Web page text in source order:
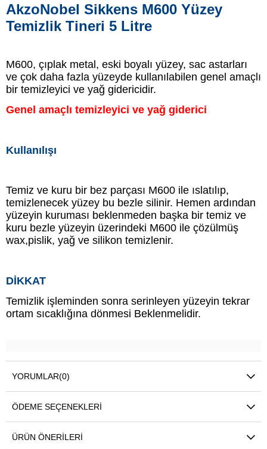
AkzoNobel Sikkens M600 Yüzey
Temizlik Tineri 5 Litre
M600, çıplak metal, eski boyalı yüzey, sac astarları
ve çok daha fazla yüzeyde kullanılabilen genel amaçlı
bir temizleyici ve yağ gidericidir.
Genel amaçlı temizleyici ve yağ giderici
Kullanılışı
Temiz ve kuru bir bez parçası M600 ile ıslatılıp,
temizlenecek yüzey bu bezle silinir. Hemen ardından
yüzeyin kuruması beklenmeden başka bir temiz ve
kuru bezle yüzeyin üzerindeki M600 ile çözülmüş
wax,pislik, yağ ve silikon temizlenir.
DİKKAT
Temizlik işleminden sonra serinleyen yüzeyin tekrar
ortam sıcaklığına dönmesi Beklenmelidir.
YORUMLAR(0)
ÖDEME SEÇENEKLERI
ÜRÜN ÖNERILERI